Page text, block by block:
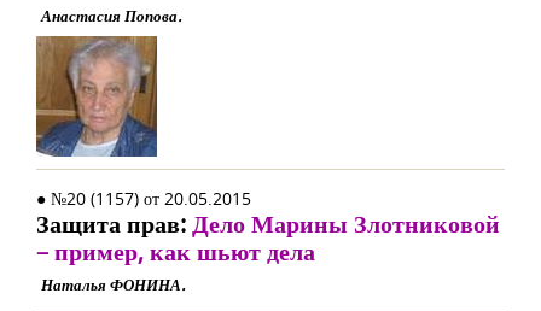
Анастасия Попова.
● №20 (1157) от 20.05.2015
Защита прав:Дело Марины Злотниковой
– пример, как шьют дела
Наталья ФОНИНА.